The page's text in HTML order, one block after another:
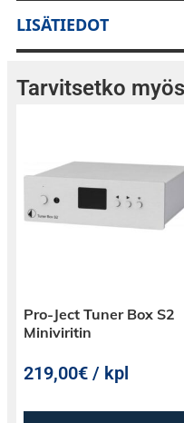
määrittelevät äänen
hienostuneisuutta.
CCM8- ja CCWM8-
huipputeknologian
Suunniteltu niille,
suorituskyvyn
ole vain
Wilkinsin
äänelliseen
mestariteosta tai
nämä kaiuttimet
LISÄTIEDOT
Tarvitsetko
Pro-Ject Tuner Box S2
Miniviritin
219,00€ / kpl